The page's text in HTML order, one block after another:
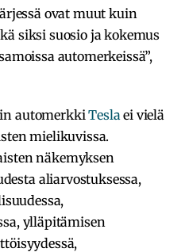
ovat muut kuin
siksi suosio ja kokemus
automerkeissä”,
automerkkiTesla ei vielä
mielikuvissa.
näkemyksen
aliarvostuksessa,
ylläpitämisen